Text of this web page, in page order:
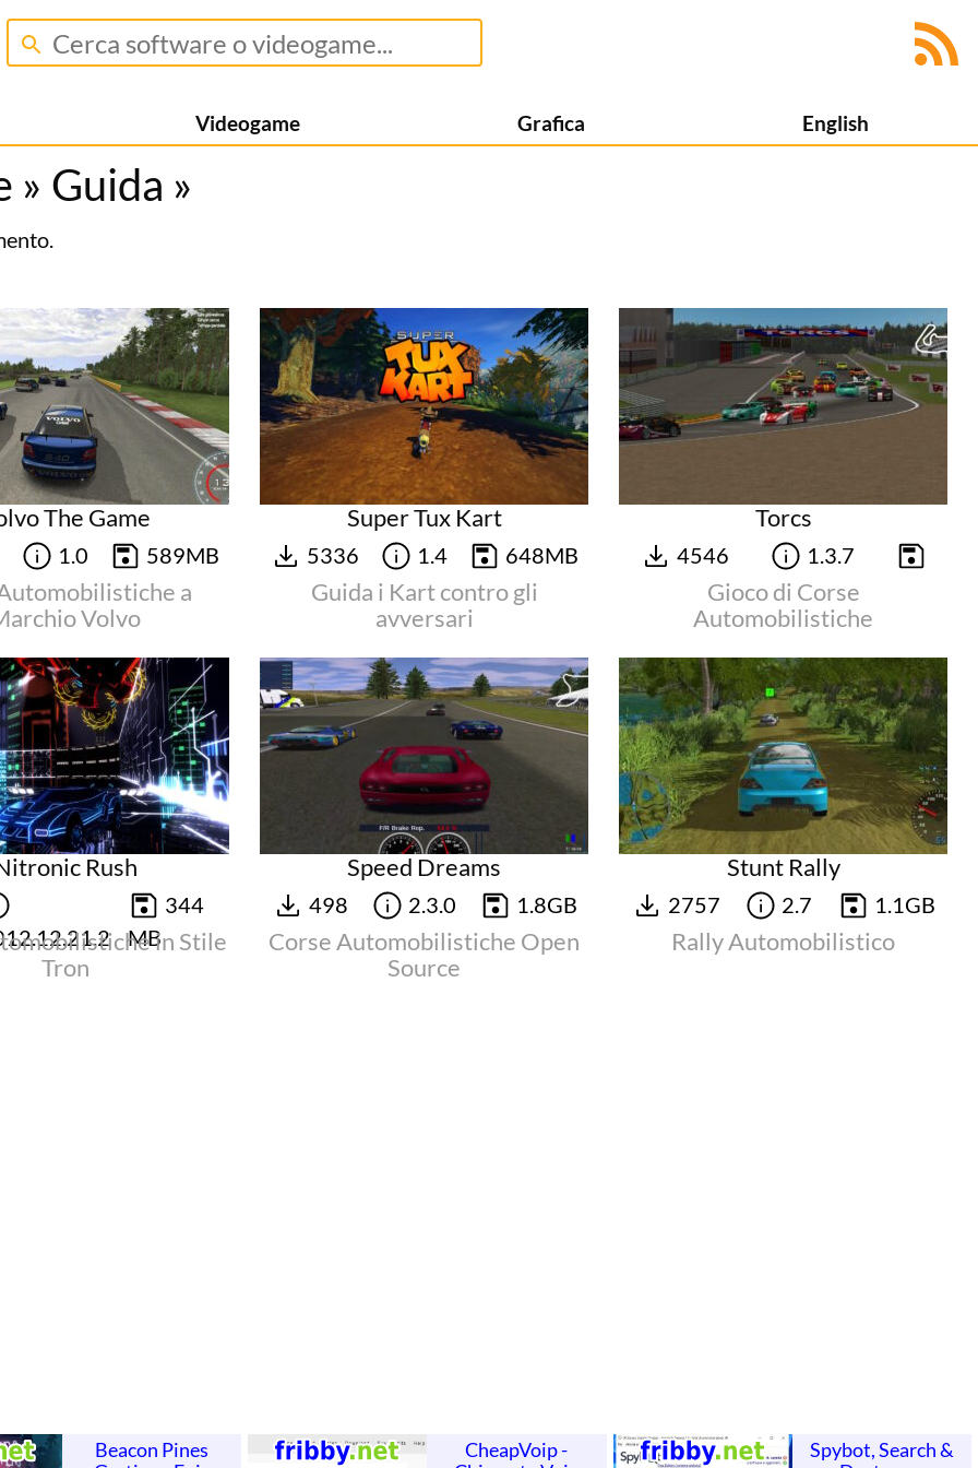
Videogame Grafica English
» Guida »
The Game
1.0 589MB
a
Volvo
Super Tux Kart
5336 1.4 648MB
Guida i Kart contro gli
avversari
Torcs
4546 1.3.7
Gioco di Corse
Automobilistiche
Rush
344
MBin Stile
Tron
Speed Dreams
498 2.3.0 1.8GB
Corse Automobilistiche Open
Source
Stunt Rally
2757 2.7 1.1GB
Rally Automobilistico
Beacon Pines
CheapVoip -
Spybot, Search &